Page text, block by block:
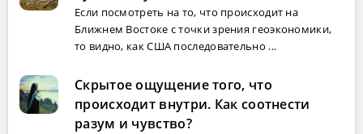
Если посмотреть на то, что происходит на
Ближнем Востоке с точки зрения геоэкономики,
то видно, как США последовательно ...
Скрытое ощущение того, что
происходит внутри. Как соотнести
разум и чувство?